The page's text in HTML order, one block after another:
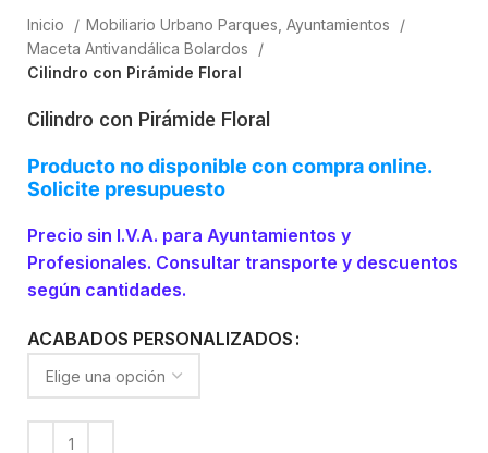
Inicio
Mobiliario Urbano Parques, Ayuntamientos
Maceta Antivandálica Bolardos
Cilindro con Pirámide Floral
Cilindro con Pirámide Floral
Producto no disponible con compra online.
Solicite presupuesto
Precio sin I.V.A. para Ayuntamientos y
Profesionales. Consultar transporte y descuentos
según cantidades.
ACABADOS PERSONALIZADOS